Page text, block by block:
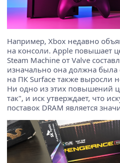
Например, Xbox недавно
на консоли. Apple повышает
Steam Machine от Valve
изначально она должна
на ПК Surface также выросли
Ни одно из этих повышений
так", и иск утверждает, что
поставок DRAM является